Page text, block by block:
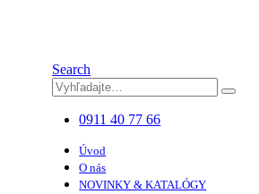
Search
0911 40 77 66
Úvod
O nás
NOVINKY & KATALÓGY